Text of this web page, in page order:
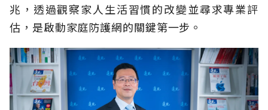
兆，透過觀察家人生活習慣的改變並尋求專業評
估，是啟動家庭防護網的關鍵第一步。